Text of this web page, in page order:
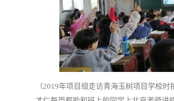
（2019年项目组走访青海玉树项目学校时